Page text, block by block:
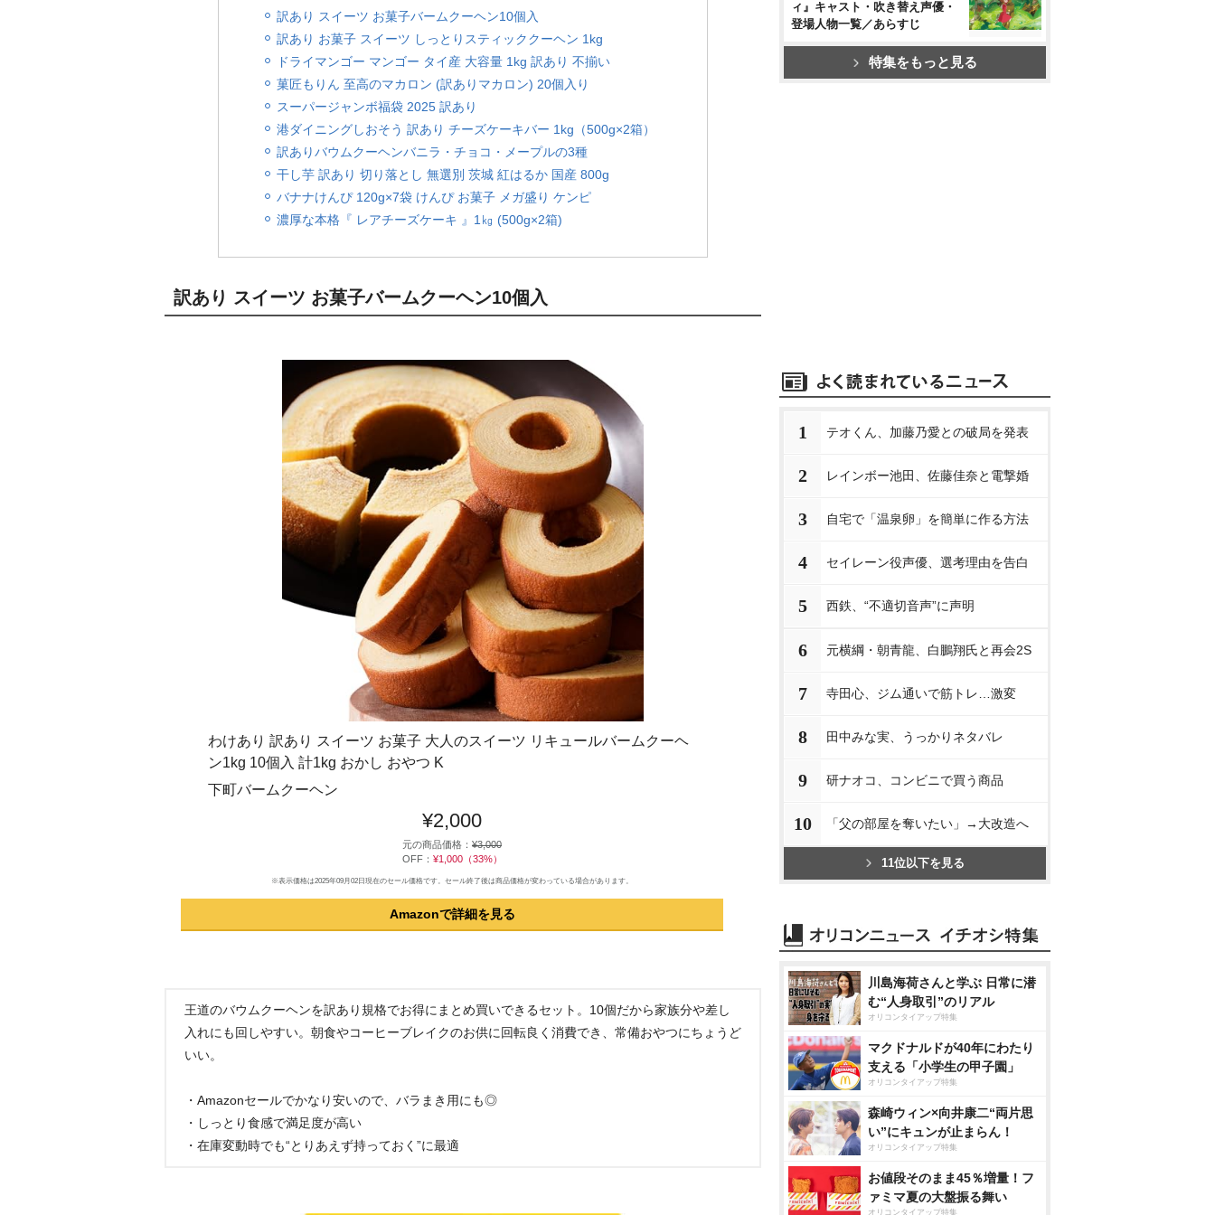
訳あり スイーツ お菓子バームクーヘン10個入
訳あり お菓子 スイーツ しっとりスティッククーヘン 1kg
ドライマンゴー マンゴー タイ産 大容量 1kg 訳あり 不揃い
菓匠もりん 至高のマカロン (訳ありマカロン) 20個入り
スーパージャンボ福袋 2025 訳あり
港ダイニングしおそう 訳あり チーズケーキバー 1kg（500g×2箱）
訳ありバウムクーヘンバニラ・チョコ・メープルの3種
干し芋 訳あり 切り落とし 無選別 茨城 紅はるか 国産 800g
バナナけんぴ 120g×7袋 けんぴ お菓子 メガ盛り ケンピ
濃厚な本格『 レアチーズケーキ 』1㎏ (500g×2箱)
訳あり スイーツ お菓子バームクーヘン10個入
わけあり 訳あり スイーツ お菓子 大人のスイーツ リキュールバームクーヘ
ン1kg 10個入 計1kg おかし おやつ K
下町バームクーヘン
¥2,000
元の商品価格： ¥3,000
OFF： ¥1,000（33%）
※表示価格は2025年09月02日現在のセール価格です。セール終了後は商品価格が変わっている場合があります。
Amazonで詳細を見る
王道のバウムクーヘンを訳あり規格でお得にまとめ買いできるセット。10個だから家族分や差し
入れにも回しやすい。朝食やコーヒーブレイクのお供に回転良く消費でき、常備おやつにちょうど
いい。
・Amazonセールでかなり安いので、バラまき用にも◎
・しっとり食感で満足度が高い
・在庫変動時でも“とりあえず持っておく”に最適
ィ』キャスト・吹き替え声優・
登場人物一覧／あらすじ
特集をもっと見る
1 テオくん、加藤乃愛との破局を発表
2 レインボー池田、佐藤佳奈と電撃婚
3 自宅で「温泉卵」を簡単に作る方法
4 セイレーン役声優、選考理由を告白
5 西鉄、“不適切音声”に声明
6 元横綱・朝青龍、白鵬翔氏と再会2S
7 寺田心、ジム通いで筋トレ…激変
8 田中みな実、うっかりネタバレ
9 研ナオコ、コンビニで買う商品
10 「父の部屋を奪いたい」→大改造へ
11位以下を見る
川島海荷さんと学ぶ 日常に潜
む“人身取引”のリアル
オリコンタイアップ特集
マクドナルドが40年にわたり
支える「小学生の甲子園」
オリコンタイアップ特集
森崎ウィン×向井康二“両片思
い”にキュンが止まらん！
オリコンタイアップ特集
お値段そのまま45％増量！フ
ァミマ夏の大盤振る舞い
オリコンタイアップ特集